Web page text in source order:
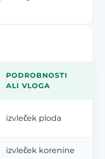
PODROBNOSTI
ALI VLOGA
izvleček ploda
izvleček korenine